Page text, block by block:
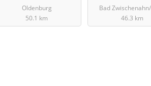
Oldenburg
50.1 km
Bad
46.3 km